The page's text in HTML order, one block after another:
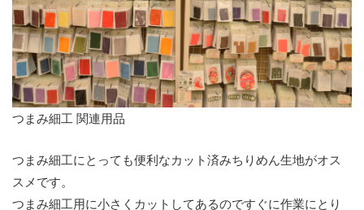
つまみ細工 関連用品
つまみ細工にとっても便利なカット済みちりめん生地がオス
スメです。
つまみ細工用に小さくカットしてあるのですぐに作業にとり